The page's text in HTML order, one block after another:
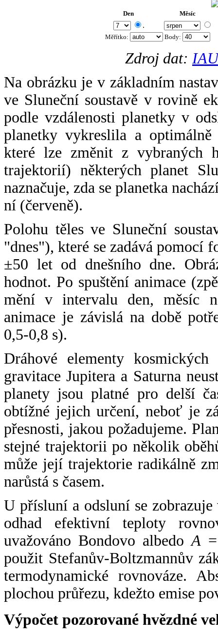
Den Měsíc
.
Měřítko: Body:
Zdroj dat:
Na obrázku je v základním
ve Sluneční soustavě v rovině
podle vzdálenosti planetky v
planetky vykreslila a
které lze změnit z vybraných
trajektorií) některých planet
naznačuje, zda se planetka
ní (červeně).
Polohu těles ve Sluneční
"dnes"), které se zadává pomocí
±50 let od dnešního dne.
hodnot. Po spuštění animace
mění v intervalu den, měsíc
animace je závislá na době
0,5-0,8 s).
Dráhové elementy
gravitace Jupitera a Saturna
planety jsou platné pro delší
obtížné jejich určení, neboť je
přesnosti, jakou požadujeme.
stejné trajektorii po několik
může její trajektorie radikálně
narůstá s časem.
U přísluní a odsluní se
odhad efektivní teploty
uvažováno Bondovo albedoA
použit Stefanův-Boltzmannův
termodynamické rovnováze.
plochou průřezu, kdežto emise
Výpočet pozorované hvězdné